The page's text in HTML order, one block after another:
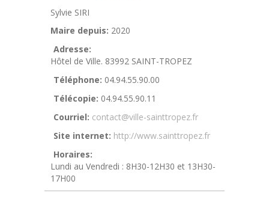
Sylvie SIRI
Maire depuis: 2020
Adresse:
Hôtel de Ville. 83992 SAINT-TROPEZ
Téléphone: 04.94.55.90.00
Télécopie: 04.94.55.90.11
Courriel: contact@ville-sainttropez.fr
Site internet: http://www.sainttropez.fr
Horaires:
Lundi au Vendredi : 8H30-12H30 et 13H30-
17H00